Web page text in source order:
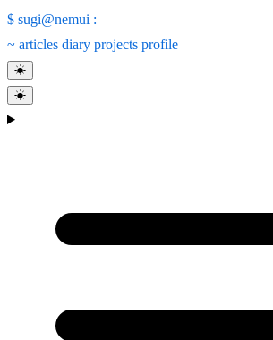
$ sugi@nemui :
~ articles diary projects profile
☀
☀